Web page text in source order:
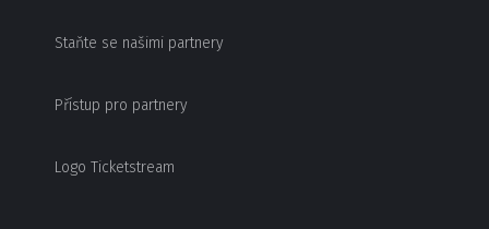
Staňte se našimi partnery
Přístup pro partnery
Logo Ticketstream